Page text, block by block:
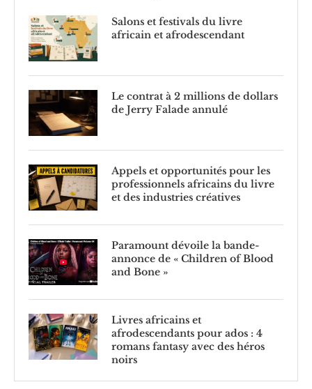
Salons et festivals du livre
africain et afrodescendant
Le contrat à 2 millions de dollars
de Jerry Falade annulé
Appels et opportunités pour les
professionnels africains du livre
et des industries créatives
Paramount dévoile la bande-
annonce de « Children of Blood
and Bone »
Livres africains et
afrodescendants pour ados : 4
romans fantasy avec des héros
noirs